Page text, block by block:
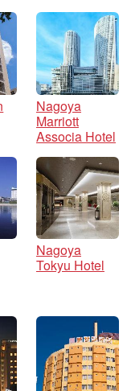
Nagoya
Marriott
Associa Hotel
Nagoya
Tokyu Hotel